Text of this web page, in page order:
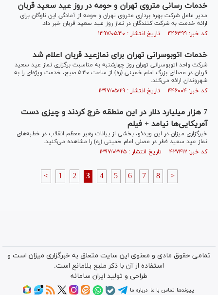
خدمات رسانی متروی تهران و حومه در روز عید سعید قربان
مدیر عامل شرکت بهره برداری متروی تهران و حومه از آمادگی این ناوگان برای
ارائه خدمت به شرکت کنندگان در نماز روز عید سعید قربان خبر داد.
کد خبر: ۴۴۶۳۹۹ تاریخ انتشار : ۱۳۹۷/۰۵/۳۰
خدمات اتوبوسرانی تهران برای نمازعید قربان اعلام شد
شرکت واحد اتوبوسرانی تهران روز چهارشنبه به مناسبت برگزاری نماز عید سعید
قربان در مصلای بزرگ امام خمینی (ره) از ساعت ۵:۳۰ صبح، خدمت ویژه‌ای را به
شهروندان ارائه می‌کند.
کد خبر: ۴۴۶۰۰۴ تاریخ انتشار : ۱۳۹۷/۰۵/۲۹
7 هزار میلیارد دلار در این منطقه خرج کردند و چیزی دست
آمریکایی‌ها نیامد + فیلم
خبرگزاری میزان-در این ویدئو، بخشی از بیانات رهبر معظم انقلاب در خطبه‌های
نماز عید سعید فطر در مصلی امام خمینی (ره) را مشاهده می‌کنید.
کد خبر: ۴۲۷۴۱۲ تاریخ انتشار : ۱۳۹۷/۰۳/۲۵
< 1 2 3 4 5 6 7 8 >
تمامی حقوق مادی و معنوی این سایت متعلق به خبرگزاری میزان است و
استفاده از آن با ذکر منبع بلامانع است.
طراحی و تولید ایران سامانه
پیوندها تماس با ما درباره ما